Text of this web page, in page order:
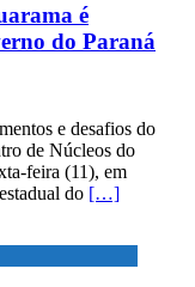
é
do Paraná
e desafios do
de Núcleos do
feira (11), em
do […]